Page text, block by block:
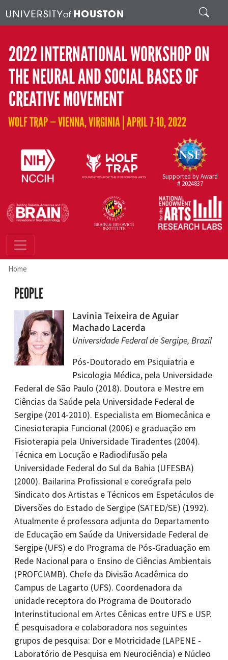
Search
2022 INTERNATIONAL WORKSHOP ON
THE NEURAL AND SOCIAL BASES OF
CREATIVE MOVEMENT
WOLF TRAP — VIENNA, VIRGINIA | APRIL 7-10, 2022
Supported by Award
# 2024837
Home
PEOPLE
Lavinia Teixeira de Aguiar
Machado Lacerda
Universidade Federal de Sergipe, Brazil
Pós-Doutorado em Psiquiatria e
Psicologia Médica, pela Universidade
Federal de São Paulo (2018). Doutora e Mestre em
Ciências da Saúde pela Universidade Federal de
Sergipe (2014-2010). Especialista em Biomecânica e
Cinesioterapia Funcional (2006) e graduação em
Fisioterapia pela Universidade Tiradentes (2004).
Técnica em Locução e Radiodifusão pela
Universidade Federal do Sul da Bahia (UFESBA)
(2000). Bailarina Profissional e coreógrafa pelo
Sindicato dos Artistas e Técnicos em Espetáculos de
Diversões do Estado de Sergipe (SATED/SE) (1992).
Atualmente é professora adjunta do Departamento
de Educação em Saúde da Universidade Federal de
Sergipe (UFS) e do Programa de Pós-Graduação em
Rede Nacional para o Ensino de Ciências Ambientais
(PROFCIAMB). Chefe da Divisão Acadêmica do
Campus de Lagarto (UFS). Coordenadora da
unidade receptora do Programa de Doutorado
Interinstitucional em Artes Cênicas entre UFS e USP.
É pesquisadora e colaboradora nos seguintes
grupos de pesquisa: Dor e Motricidade (LAPENE -
Laboratório de Pesquisa em Neurociência) e Núcleo